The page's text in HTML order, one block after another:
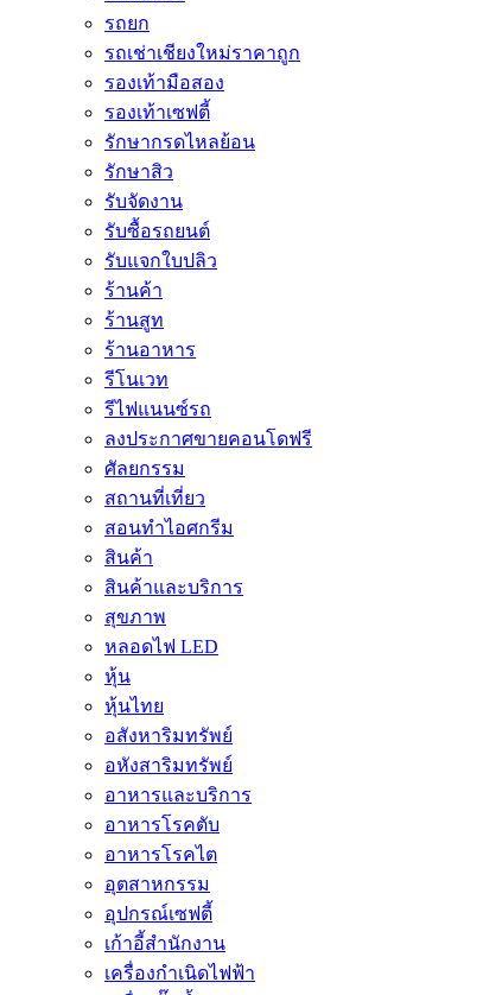
รถยก
รถเช่าเชียงใหม่ราคาถูก
รองเท้ามือสอง
รองเท้าเซฟตี้
รักษากรดไหลย้อน
รักษาสิว
รับจัดงาน
รับซื้อรถยนต์
รับแจกใบปลิว
ร้านค้า
ร้านสูท
ร้านอาหาร
รีโนเวท
รีไฟแนนซ์รถ
ลงประกาศขายคอนโดฟรี
ศัลยกรรม
สถานที่เที่ยว
สอนทำไอศกรีม
สินค้า
สินค้าและบริการ
สุขภาพ
หลอดไฟ LED
หุ้น
หุ้นไทย
อสังหาริมทรัพย์
อหังสาริมทรัพย์
อาหารและบริการ
อาหารโรคตับ
อาหารโรคไต
อุตสาหกรรม
อุปกรณ์เซฟตี้
เก้าอี้สำนักงาน
เครื่องกำเนิดไฟฟ้า